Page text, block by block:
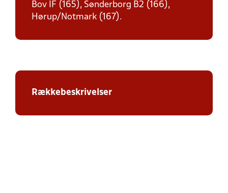
Bov IF (165), Sønderborg B2 (166),
Hørup/Notmark (167).
Rækkebeskrivelser